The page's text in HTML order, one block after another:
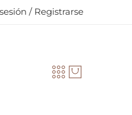
/ Registrarse